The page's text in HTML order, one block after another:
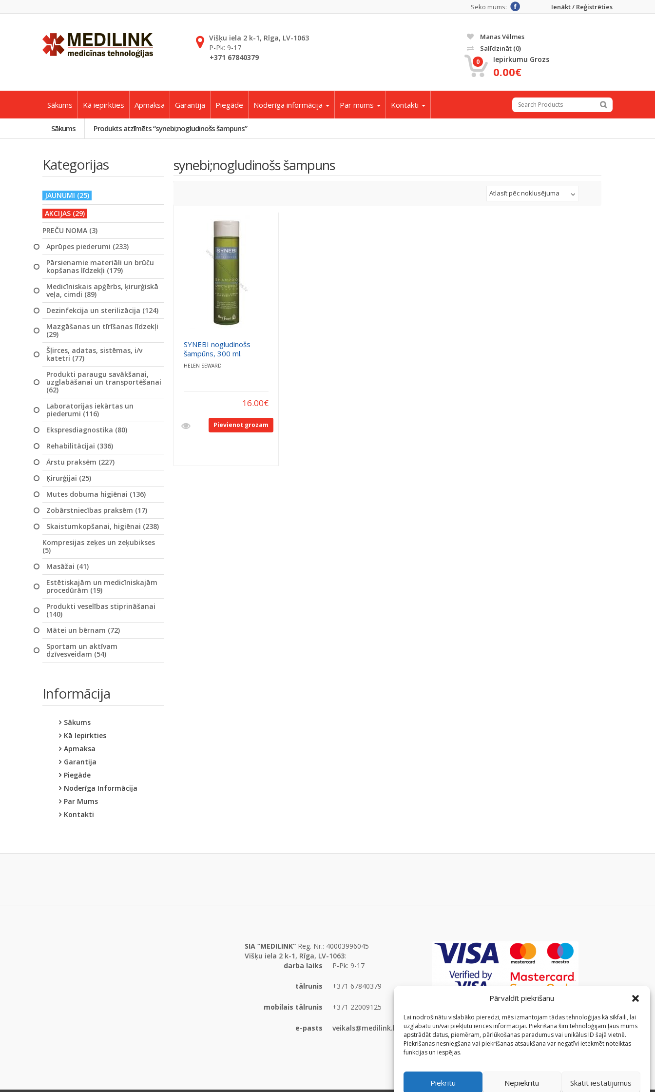
Pārvaldīt piekrišanu
Lai nodrošinātu vislabāko pieredzi, mēs izmantojam tādas tehnoloģijas kā sīkfaili, lai
uzglabātu un/vai piekļūtu ierīces informācijai. Piekrišana šīm tehnoloģijām ļaus mums
apstrādāt datus, piemēram, pārlūkošanas paradumus vai unikālus ID šajā vietnē.
Piekrišanas nesniegšana vai piekrišanas atsaukšana var negatīvi ietekmēt noteiktas
funkcijas un iespējas.
Piekrītu Nepiekrītu Skatīt iestatījumus
Ienākt / Reģistrēties
Seko mums:
Višķu iela 2 k-1, Rīga, LV-1063
P-Pk: 9-17
+371 67840379
Manas Vēlmes
Salīdzināt (0)
0 Iepirkumu Grozs
0.00€
Sākums Kā iepirkties Apmaksa Garantija Piegāde Noderīga informācija Par mums Kontakti
Sākums Produkts atzīmēts “synebi;nogludinošs šampuns”
Kategorijas
JAUNUMI (25)
AKCIJAS (29)
PREČU NOMA (3)
Aprūpes piederumi (233)
Pārsienamie materiāli un brūču
kopšanas līdzekļi (179)
Medicīniskais apģērbs, ķirurģiskā
veļa, cimdi (89)
Dezinfekcija un sterilizācija (124)
Mazgāšanas un tīrīšanas līdzekļi
(29)
Šļirces, adatas, sistēmas, i/v
katetri (77)
Produkti paraugu savākšanai,
uzglabāšanai un transportēšanai
(62)
Laboratorijas iekārtas un
piederumi (116)
Ekspresdiagnostika (80)
Rehabilitācijai (336)
Ārstu praksēm (227)
Ķirurģijai (25)
Mutes dobuma higiēnai (136)
Zobārstniecības praksēm (17)
Skaistumkopšanai, higiēnai (238)
Kompresijas zeķes un zeķubikses
(5)
Masāžai (41)
Estētiskajām un medicīniskajām
procedūrām (19)
Produkti veselības stiprināšanai
(140)
Mātei un bērnam (72)
Sportam un aktīvam
dzīvesveidam (54)
Informācija
Sākums
Kā Iepirkties
Apmaksa
Garantija
Piegāde
Noderīga Informācija
Par Mums
Kontakti
synebi;nogludinošs šampuns
Atlasīt pēc noklusējuma
SYNEBI nogludinošs
šampūns, 300 ml.
HELEN SEWARD
16.00€
Pievienot grozam
SIA “MEDILINK” Reg. Nr.: 40003996045
Višķu iela 2 k-1, Rīga, LV-1063:
darba laiks
P-Pk: 9-17
tālrunis +371 67840379
mobilais tālrunis +371 22009125
e-pasts veikals@medilink.lv